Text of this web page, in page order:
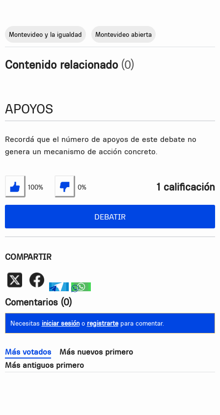
Montevideo y la igualdad Montevideo abierta
Contenido relacionado (0)
APOYOS
Recordá que el número de apoyos de este debate no
genera un mecanismo de acción concreto.
Estoy de acuerdo
100%
No estoy de acuerdo
0% 1 calificación
DEBATIR
COMPARTIR
telegramwhatsapp
Comentarios (0)
Necesitas iniciar sesióno registrartepara comentar.
Más votados
Más nuevos primero
Más antiguos primero